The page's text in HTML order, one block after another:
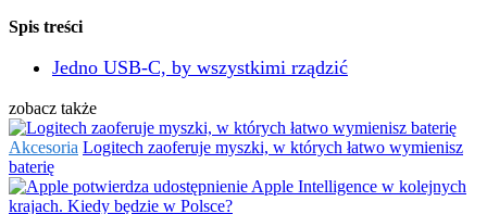
Spis treści
Jedno USB-C, by wszystkimi rządzić
zobacz także
Akcesoria Logitech zaoferuje myszki, w których łatwo wymienisz
baterię